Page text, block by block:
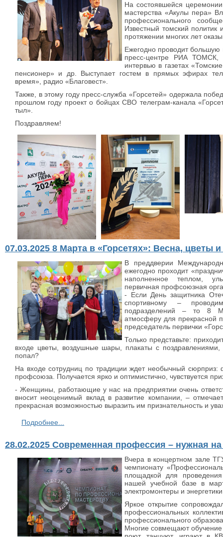
На состоявшейся церемонии
мастерства «Акулы пера»
профессионального
Известный томский политик
протяжении многих лет
Ежегодно проводит
пресс-центре РИА ТОМСК,
интервью в газетах
пенсионер» и др. Выступает гостем в прямых эфирах
время», радио «Благовест».
Также, в этому году пресс-служба «Горсетей» одержала
прошлом году проект о бойцах СВО телеграм-канала
тыл».
Поздравляем!
07.03.2025 8 Марта в «Горсетях»: Весна, цветы
В преддверии
ежегодно проходит
наполненное теплом,
первичная профсоюзная
- Если День защитника
спортивному –
подразделений – то 8
атмосферу для прекрасной
председатель первички
Только представьте:
входе цветы, воздушные шары, плакаты с
попал?
На входе сотрудниц по традиции ждет необычный сюрприз:
профсоюза. Получается ярко и оптимистично, чувствуется
- Женщины, работающие у нас на предприятии очень
вносит неоценимый вклад в развитие компании, –
прекрасная возможностью выразить им признательность и
Подробнее...
28.02.2025 Современная профессия – нужная
Вчера в концертном зале
чемпионату
площадкой для
нашей учебной базе в
электромонтеры и
Яркое открытие
профессиональных
профессионального
Многие совмещают обучение